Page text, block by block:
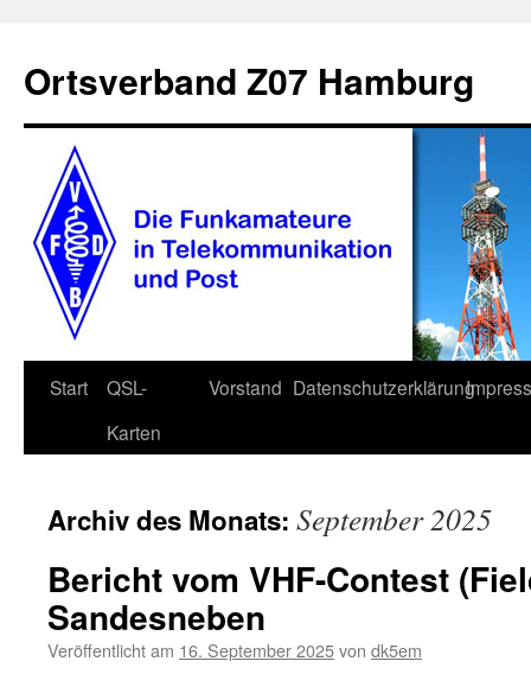
springen
Ortsverband Z07 Hamburg
Start
QSL-
Karten
Vorstand Datenschutzerklärung
Archiv des Monats: September 2025
Bericht vom VHF-Contest
Sandesneben
Veröffentlicht am 16. September 2025von dk5em